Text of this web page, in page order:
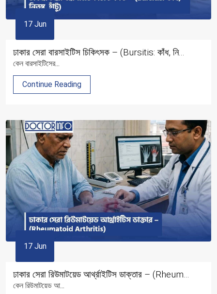
17 Jun
ঢাকার সেরা বারসাইটিস চিকিৎসক – (Bursitis: কাঁধ, নি...
কেন বারসাইটিসের...
Continue Reading
17 Jun
ঢাকার সেরা রিউমাটয়েড আর্থ্রাইটিস ডাক্তার – (Rheum...
কেন রিউমাটয়েড আ...